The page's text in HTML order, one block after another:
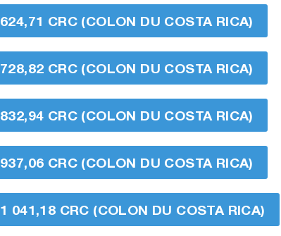
624,71 CRC (COLON DU COSTA RICA)
728,82 CRC (COLON DU COSTA RICA)
832,94 CRC (COLON DU COSTA RICA)
937,06 CRC (COLON DU COSTA RICA)
1 041,18 CRC (COLON DU COSTA RICA)